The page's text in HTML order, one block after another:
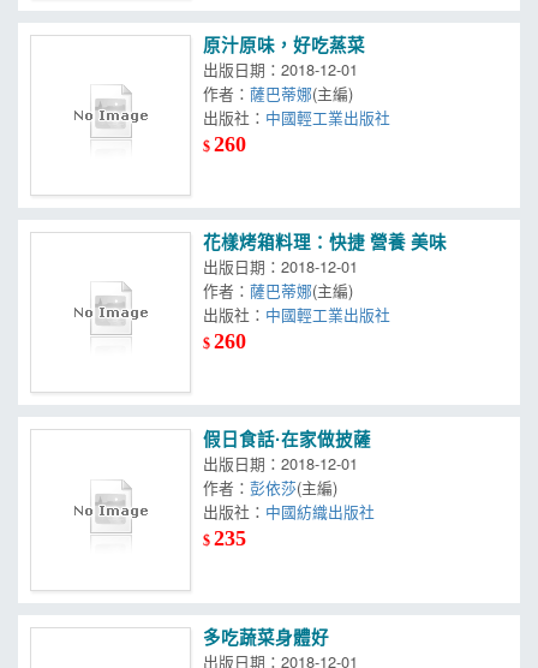
原汁原味，好吃蒸菜
出版日期：2018-12-01
作者：薩巴蒂娜(主編)
出版社： 中國輕工業出版社
$260
花樣烤箱料理：快捷 營養 美味
出版日期：2018-12-01
作者：薩巴蒂娜(主編)
出版社： 中國輕工業出版社
$260
假日食話·在家做披薩
出版日期：2018-12-01
作者：彭依莎(主編)
出版社： 中國紡織出版社
$235
多吃蔬菜身體好
出版日期：2018-12-01